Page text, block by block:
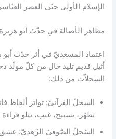
الإسلام الأولى حتّى العصر
مظاهر الأصالة في حدّث أبو
اعتماد المسعديّ في أثر حدّث
أثيل قديم تليد خال من كلّ مولّد
السجلاّت من ذلك:
السجلّ القرآنيّ: تواتر ألفاظ
تطهّر، تسبيح، غيب، يتلو
السّجلّ الصّوفيّ الزّهديّ: